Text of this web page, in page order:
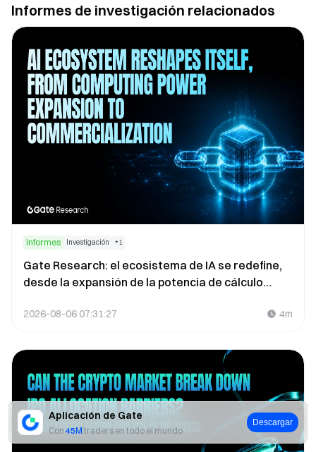
Aplicación de Gate
Con 45M traders en todo el mundo
Descargar
Informes de investigación relacionados
Informes Investigación +1
Gate Research: el ecosistema de IA se redefine,
desde la expansión de la potencia de cálculo
2026-08-06 07:31:27 4m